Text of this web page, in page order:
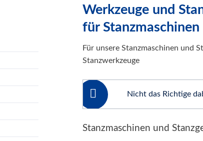
Werbetechnik / Displays
Verpackungssysteme
Druck- und Kopierfolien
IDEAL Luftreiniger
Werkzeuge und
für
Für unsere Stanzmaschinen und
Stanzwerkzeuge
Nicht das Richtige
Stanzmaschinen und